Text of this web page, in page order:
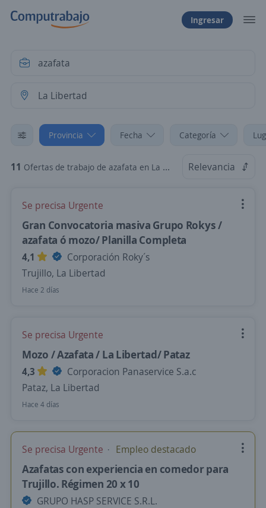
Ingresar
Provincia Fecha Categoría
11 Ofertas de trabajo de azafata en La Libertad Relevancia
Se precisa Urgente
Gran Convocatoria masiva Grupo Rokys /
azafata ó mozo/ Planilla Completa
4,1
Corporación Roky´s
Trujillo, La Libertad
Hace 2 días
Se precisa Urgente
Mozo / Azafata / La Libertad/ Pataz
4,3
Corporacion Panaservice S.a.c
Pataz, La Libertad
Hace 4 días
Se precisa Urgente Empleo destacado
Azafatas con experiencia en comedor para
Trujillo. Régimen 20 x 10
GRUPO HASP SERVICE S.R.L.